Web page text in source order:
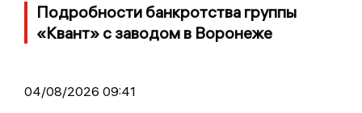
Подробности банкротства группы
«Квант» с заводом в Воронеже
04/08/2026 09:41